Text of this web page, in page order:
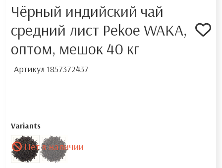
Чёрный индийский чай
средний лист Pekoe WAKA,
оптом, мешок 40 кг
Артикул 1857372437
Variants
Нет в наличии